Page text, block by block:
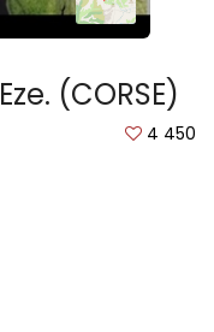
(CORSE)
4 450